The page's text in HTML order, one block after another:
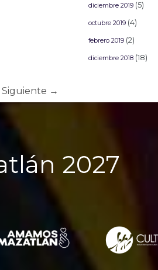
diciembre 2019 (5)
octubre 2019 (4)
febrero 2019 (2)
diciembre 2018 (18)
Siguiente →
2027